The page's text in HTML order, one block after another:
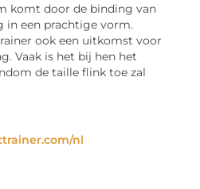
komt door de binding van
in een prachtige vorm.
ook een uitkomst voor
Vaak is het bij hen het
de taille flink toe zal
nl